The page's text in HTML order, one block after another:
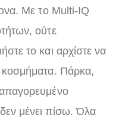
Με το Multi-IQ
ούτε
το και αρχίστε να
Πάρκα,
μένει πίσω. Όλα